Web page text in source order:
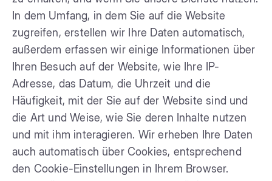
In dem Umfang, in dem Sie auf die Website
zugreifen, erstellen wir Ihre Daten automatisch,
außerdem erfassen wir einige Informationen über
Ihren Besuch auf der Website, wie Ihre IP-
Adresse, das Datum, die Uhrzeit und die
Häufigkeit, mit der Sie auf der Website sind und
die Art und Weise, wie Sie deren Inhalte nutzen
und mit ihm interagieren. Wir erheben Ihre Daten
auch automatisch über Cookies, entsprechend
den Cookie-Einstellungen in Ihrem Browser.